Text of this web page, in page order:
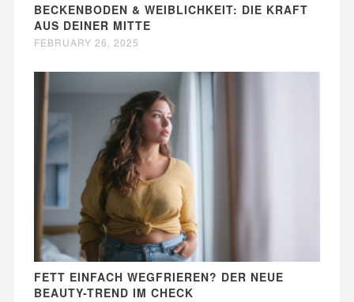
BECKENBODEN & WEIBLICHKEIT: DIE KRAFT
AUS DEINER MITTE
FEBRUARY 26, 2025
FETT EINFACH WEGFRIEREN? DER NEUE
BEAUTY-TREND IM CHECK